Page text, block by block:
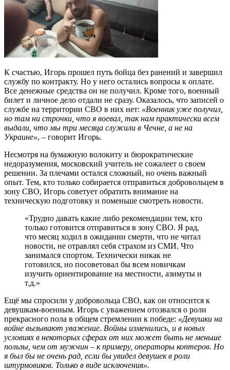
К счастью, Игорь прошел путь бойца без ранений и завершил
службу по контракту. Но у него остались вопросы к оплате.
Все денежные средства он не получил. Кроме того, военный
билет и личное дело отдали не сразу. Оказалось, что записей о
службе на территории СВО в них нет: «Военник уже получил,
но там ни строчки, что я воевал, так нам практически всем
выдали, что мы три месяца служили в Чечне, а не на
Украине», – говорит Игорь.
Несмотря на бумажную волокиту и бюрократические
недоразумения, московский учитель не сожалеет о своем
решении. За плечами остался сложный, но очень важный
опыт. Тем, кто только собирается отправиться добровольцем в
зону СВО, Игорь советует обратить внимание на
техническую подготовку и поменьше смотреть новости.
«Трудно давать какие либо рекомендации тем, кто
только готовится отправиться в зону СВО. Я рад,
что месяц ходил в ожидании смерти, что не читал
новости, не отравлял себя страхом из СМИ. Что
занимался спортом. Технически никак не
готовился, но посоветовал бы всем новичкам
изучить ориентирование на местности, азимуты и
т.д.»
Ещё мы спросили у добровольца СВО, как он относится к
девушкам-военным. Игорь с уважением отозвался о роли
прекрасного пола в общем стремлении к победе: «Девушки на
войне вызывают уважение. Войны изменились, и в новых
условиях в некоторых сферах от них может быть не меньше
пользы, чем от мужчин – к примеру, операторы коптеров. Но
я был бы не очень рад, если бы увидел девушек в роли
штурмовиков. Только в виде исключения».